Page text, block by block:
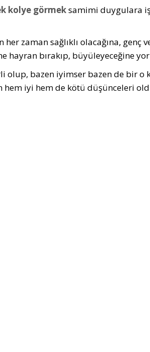
kolye görmeksamimi duygulara
her zaman sağlıklı olacağına,
hayran bırakıp, büyüleyeceğine
olup, bazen iyimser bazen de bir o
hem iyi hem de kötü düşünceleri